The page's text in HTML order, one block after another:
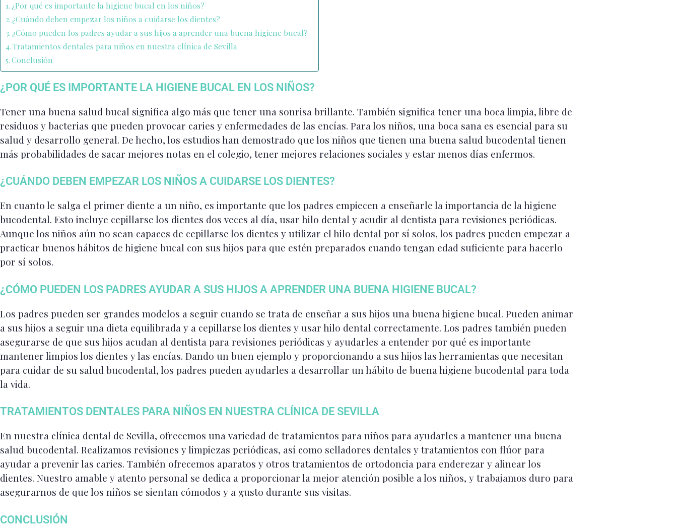
¿Por qué es importante la higiene bucal en los niños?
¿Cuándo deben empezar los niños a cuidarse los dientes?
¿Cómo pueden los padres ayudar a sus hijos a aprender una buena higiene bucal?
Tratamientos dentales para niños en nuestra clínica de Sevilla
Conclusión
¿POR QUÉ ES IMPORTANTE LA HIGIENE BUCAL EN LOS NIÑOS?
Tener una buena salud bucal significa algo más que tener una sonrisa brillante. También significa tener una boca limpia, libre de
residuos y bacterias que pueden provocar caries y enfermedades de las encías. Para los niños, una boca sana es esencial para su
salud y desarrollo general. De hecho, los estudios han demostrado que los niños que tienen una buena salud bucodental tienen
más probabilidades de sacar mejores notas en el colegio, tener mejores relaciones sociales y estar menos días enfermos.
¿CUÁNDO DEBEN EMPEZAR LOS NIÑOS A CUIDARSE LOS DIENTES?
En cuanto le salga el primer diente a un niño, es importante que los padres empiecen a enseñarle la importancia de la higiene
bucodental. Esto incluye cepillarse los dientes dos veces al día, usar hilo dental y acudir al dentista para revisiones periódicas.
Aunque los niños aún no sean capaces de cepillarse los dientes y utilizar el hilo dental por sí solos, los padres pueden empezar a
practicar buenos hábitos de higiene bucal con sus hijos para que estén preparados cuando tengan edad suficiente para hacerlo
por sí solos.
¿CÓMO PUEDEN LOS PADRES AYUDAR A SUS HIJOS A APRENDER UNA BUENA HIGIENE BUCAL?
Los padres pueden ser grandes modelos a seguir cuando se trata de enseñar a sus hijos una buena higiene bucal. Pueden animar
a sus hijos a seguir una dieta equilibrada y a cepillarse los dientes y usar hilo dental correctamente. Los padres también pueden
asegurarse de que sus hijos acudan al dentista para revisiones periódicas y ayudarles a entender por qué es importante
mantener limpios los dientes y las encías. Dando un buen ejemplo y proporcionando a sus hijos las herramientas que necesitan
para cuidar de su salud bucodental, los padres pueden ayudarles a desarrollar un hábito de buena higiene bucodental para toda
la vida.
TRATAMIENTOS DENTALES PARA NIÑOS EN NUESTRA CLÍNICA DE SEVILLA
En nuestra clínica dental de Sevilla, ofrecemos una variedad de tratamientos para niños para ayudarles a mantener una buena
salud bucodental. Realizamos revisiones y limpiezas periódicas, así como selladores dentales y tratamientos con flúor para
ayudar a prevenir las caries. También ofrecemos aparatos y otros tratamientos de ortodoncia para enderezar y alinear los
dientes. Nuestro amable y atento personal se dedica a proporcionar la mejor atención posible a los niños, y trabajamos duro para
asegurarnos de que los niños se sientan cómodos y a gusto durante sus visitas.
CONCLUSIÓN